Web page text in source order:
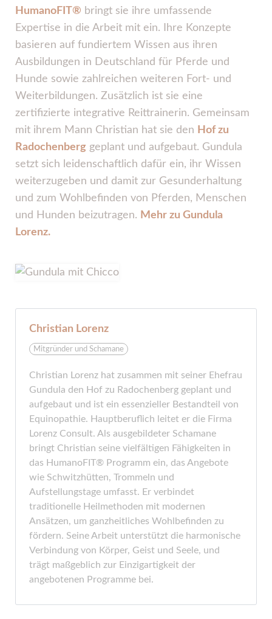
HumanoFIT® bringt sie ihre umfassende
Expertise in die Arbeit mit ein. Ihre Konzepte
basieren auf fundiertem Wissen aus ihren
Ausbildungen in Deutschland für Pferde und
Hunde sowie zahlreichen weiteren Fort- und
Weiterbildungen. Zusätzlich ist sie eine
zertifizierte integrative Reittrainerin. Gemeinsam
mit ihrem Mann Christian hat sie den Hof zu
Radochenberggeplant und aufgebaut. Gundula
setzt sich leidenschaftlich dafür ein, ihr Wissen
weiterzugeben und damit zur Gesunderhaltung
und zum Wohlbefinden von Pferden, Menschen
und Hunden beizutragen. Mehr zu Gundula
Lorenz.
Christian Lorenz
Mitgründer und Schamane
Christian Lorenz hat zusammen mit seiner Ehefrau
Gundula den Hof zu Radochenberg geplant und
aufgebaut und ist ein essenzieller Bestandteil von
Equinopathie. Hauptberuflich leitet er die Firma
Lorenz Consult. Als ausgebildeter Schamane
bringt Christian seine vielfältigen Fähigkeiten in
das HumanoFIT® Programm ein, das Angebote
wie Schwitzhütten, Trommeln und
Aufstellungstage umfasst. Er verbindet
traditionelle Heilmethoden mit modernen
Ansätzen, um ganzheitliches Wohlbefinden zu
fördern. Seine Arbeit unterstützt die harmonische
Verbindung von Körper, Geist und Seele, und
trägt maßgeblich zur Einzigartigkeit der
angebotenen Programme bei.